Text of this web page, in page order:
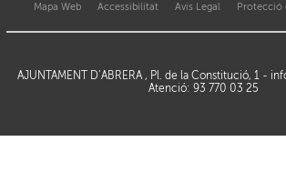
Mapa Web Accessibilitat Avis Legal Protecció
AJUNTAMENT D’ABRERA , Pl. de la Constitució, 1 -
Atenció: 93 770 03 25